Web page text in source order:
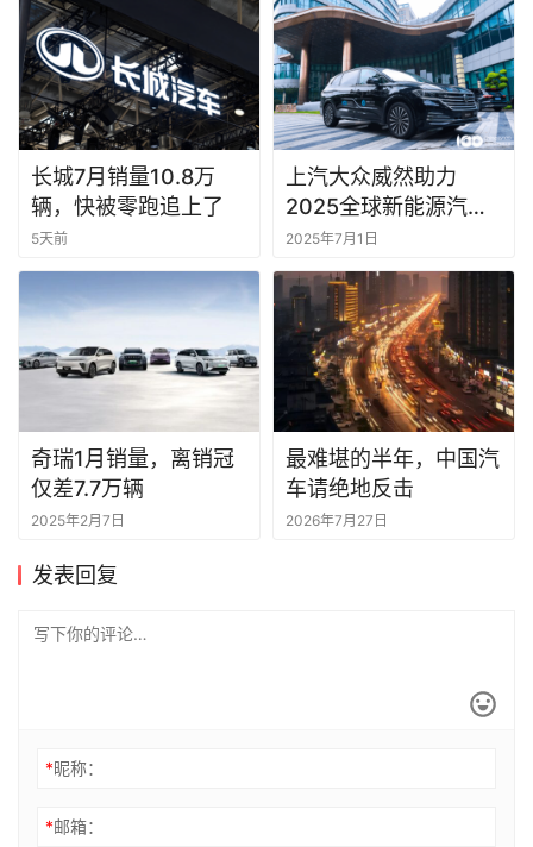
长城7月销量10.8万
辆，快被零跑追上了
5天前
上汽大众威然助力
2025全球新能源汽车
合作发展论坛
2025年7月1日
奇瑞1月销量，离销冠
仅差7.7万辆
2025年2月7日
最难堪的半年，中国汽
车请绝地反击
2026年7月27日
发表回复
*昵称：
*邮箱：